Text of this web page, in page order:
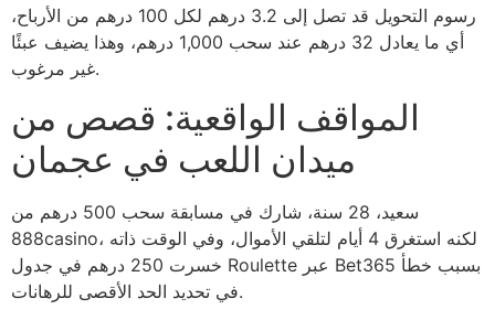
رسوم التحويل قد تصل إلى 3.2 درهم لكل 100 درهم من الأرباح،
أي ما يعادل 32 درهم عند سحب 1,000 درهم، وهذا يضيف عبئًا
غير مرغوب.
المواقف الواقعية: قصص من
ميدان اللعب في عجمان
سعيد، 28 سنة، شارك في مسابقة سحب 500 درهم من
888casino، لكنه استغرق 4 أيام لتلقي الأموال، وفي الوقت ذاته
خسرت 250 درهم في جدول Roulette عبر Bet365 بسبب خطأ
في تحديد الحد الأقصى للرهانات.